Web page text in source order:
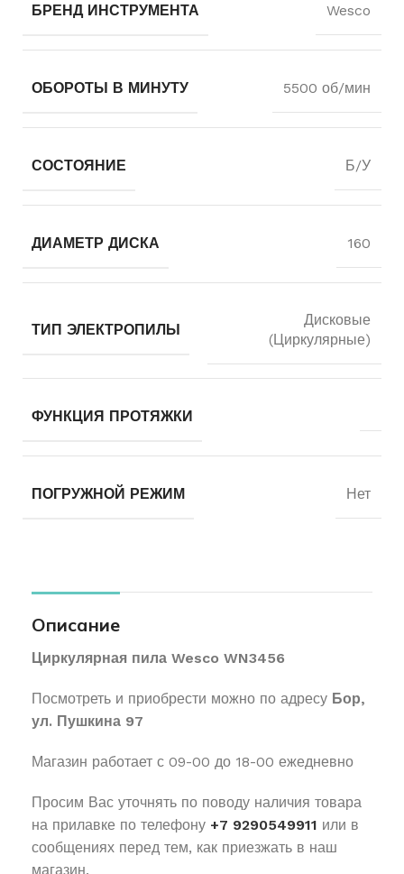
БРЕНД ИНСТРУМЕНТА Wesco
ОБОРОТЫ В МИНУТУ 5500 об/мин
СОСТОЯНИЕ Б/У
ДИАМЕТР ДИСКА 160
ТИП ЭЛЕКТРОПИЛЫ
Дисковые
(Циркулярные)
ФУНКЦИЯ ПРОТЯЖКИ
ПОГРУЖНОЙ РЕЖИМ Нет
Описание
Циркулярная пила Wesco WN3456
Посмотреть и приобрести можно по адресу Бор,
ул. Пушкина 97
Магазин работает с 09-00 до 18-00 ежедневно
Просим Вас уточнять по поводу наличия товара
на прилавке по телефону +7 9290549911 или в
сообщениях перед тем, как приезжать в наш
магазин.